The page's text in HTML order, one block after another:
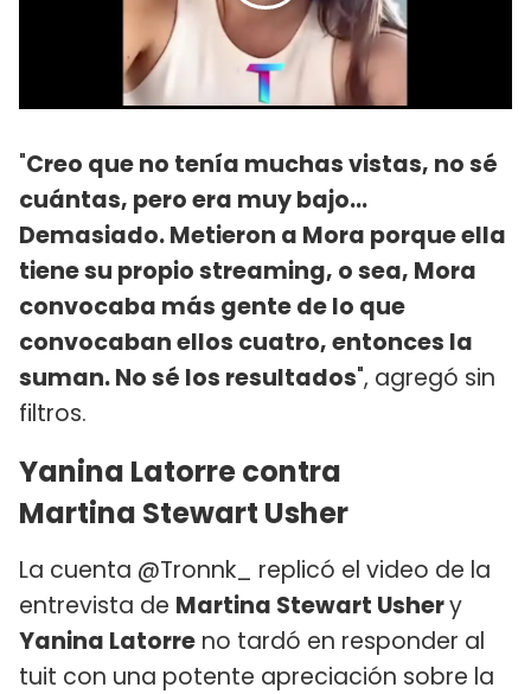
"Creo que no tenía muchas vistas, no sé
cuántas, pero era muy bajo...
Demasiado. Metieron a Mora porque ella
tiene su propio streaming, o sea, Mora
convocaba más gente de lo que
convocaban ellos cuatro, entonces la
suman. No sé los resultados", agregó sin
filtros.
Yanina Latorre contra
Martina Stewart Usher
La cuenta @Tronnk_ replicó el video de la
entrevista de Martina Stewart Ushery
Yanina Latorre no tardó en responder al
tuit con una potente apreciación sobre la